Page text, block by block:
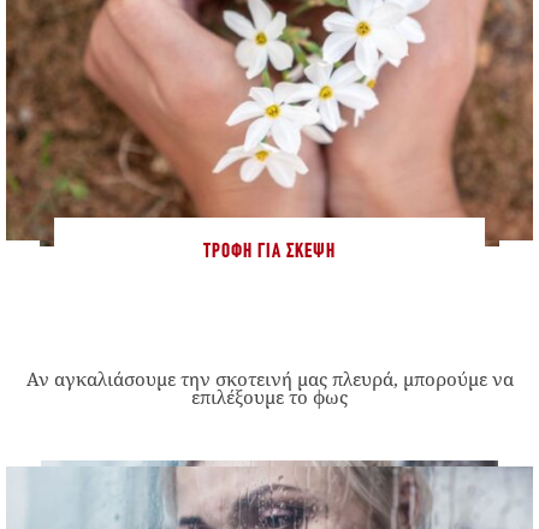
ΤΡΟΦΉ ΓΙΑ ΣΚΈΨΗ
Αν αγκαλιάσουμε την σκοτεινή μας πλευρά, μπορούμε να
επιλέξουμε το φως